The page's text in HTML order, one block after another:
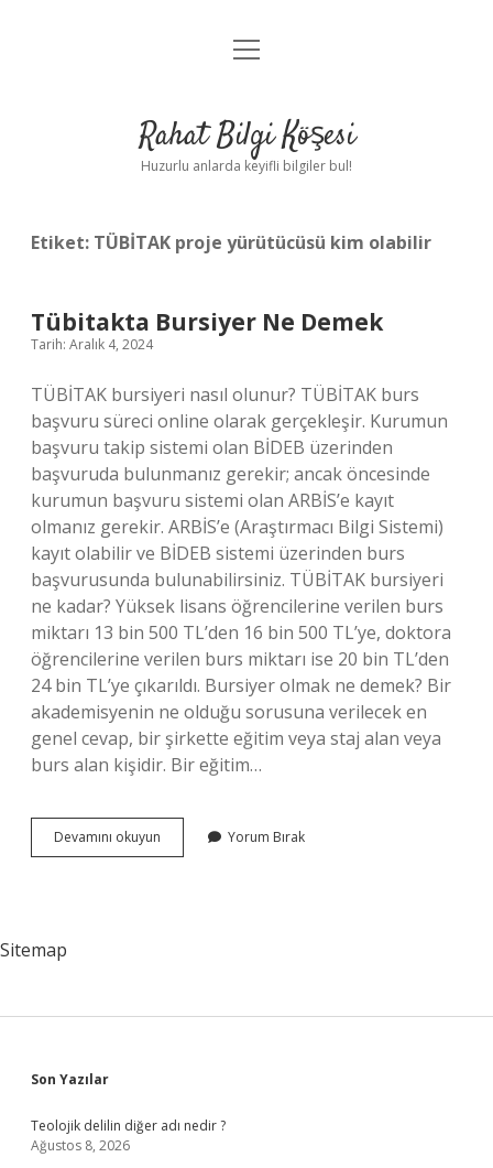
Anasayfa
Yasal Uyarı
menüyü
Rahat Bilgi Köşesi
Huzurlu anlarda keyifli bilgiler bul!
Etiket: TÜBİTAK proje yürütücüsü kim olabilir
Tübitakta Bursiyer Ne Demek
Tarih: Aralık 4, 2024
TÜBİTAK bursiyeri nasıl olunur? TÜBİTAK burs
başvuru süreci online olarak gerçekleşir. Kurumun
başvuru takip sistemi olan BİDEB üzerinden
başvuruda bulunmanız gerekir; ancak öncesinde
kurumun başvuru sistemi olan ARBİS’e kayıt
olmanız gerekir. ARBİS’e (Araştırmacı Bilgi Sistemi)
kayıt olabilir ve BİDEB sistemi üzerinden burs
başvurusunda bulunabilirsiniz. TÜBİTAK bursiyeri
ne kadar? Yüksek lisans öğrencilerine verilen burs
miktarı 13 bin 500 TL’den 16 bin 500 TL’ye, doktora
öğrencilerine verilen burs miktarı ise 20 bin TL’den
24 bin TL’ye çıkarıldı. Bursiyer olmak ne demek? Bir
akademisyenin ne olduğu sorusuna verilecek en
genel cevap, bir şirkette eğitim veya staj alan veya
burs alan kişidir. Bir eğitim…
Devamını okuyun Tübitakta
Bursiyer
Yorum Bırak
Sitemap
Sidebar
Son Yazılar
Teolojik delilin diğer adı nedir ?
Ağustos 8, 2026